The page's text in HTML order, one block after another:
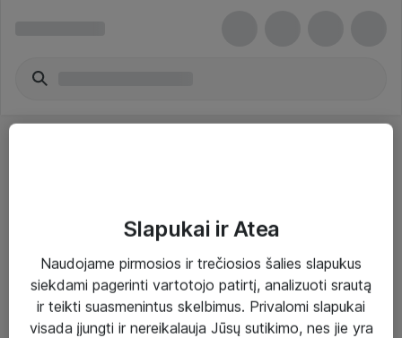
Paslaugos
Sprendimai
Slapukai ir Atea
Naudojame pirmosios ir trečiosios šalies slapukus
siekdami pagerinti vartotojo patirtį, analizuoti srautą
ir teikti suasmenintus skelbimus. Privalomi slapukai
visada įjungti ir nereikalauja Jūsų sutikimo, nes jie yra